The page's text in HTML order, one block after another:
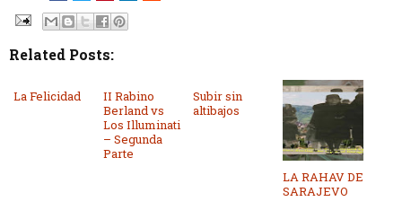
Related Posts:
La Felicidad
II Rabino
Berland vs
Los Illuminati
– Segunda
Parte
Subir sin
altibajos
LA RAHAV DE
SARAJEVO